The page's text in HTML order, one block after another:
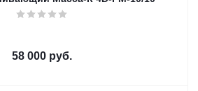
58 000 руб.